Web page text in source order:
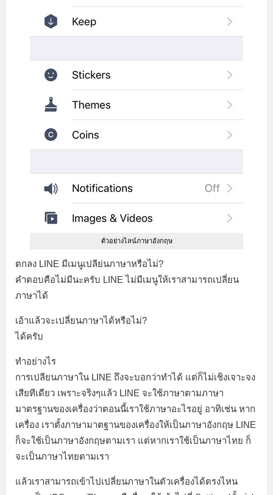
ตัวอย่างไลน์ภาษาอังกฤษ
ตกลง LINE มีเมนูเปลีย่นภาษาหรือไม่?
คำตอบคือไม่มีนะครับ LINE ไม่มีเมนูให้เราสามารถเปลี่ยน
ภาษาได้
เอ้าแล้วจะเปลี่ยนภาษาได้หรือไม่?
ได้ครับ
ทำอย่างไร
การเปลียนภาษาใน LINE ถึงจะบอกว่าทำได้ แต่ก็ไม่เชิงเจาะจง
เสียทีเดียว เพราะจริงๆแล้ว LINE จะใช้ภาษาตามภาษา
มาตรฐานของเครื่องว่าตอนนี้เราใช้ภาษาอะไรอยู่ อาทิเช่น หาก
เครื่อง เราตั้งภาษามาตฐานของเครื่องให้เป็นภาษาอังกฤษ LINE
ก็จะใช้เป็นภาษาอังกฤษตามเรา แต่หากเราใช้เป็นภาษาไทย ก็
จะเป็นภาษาไทยตามเรา
แล้วเราสามารถเข้าไปเปลี่ยนภาษาในตัวเครื่องได้ตรงไหน